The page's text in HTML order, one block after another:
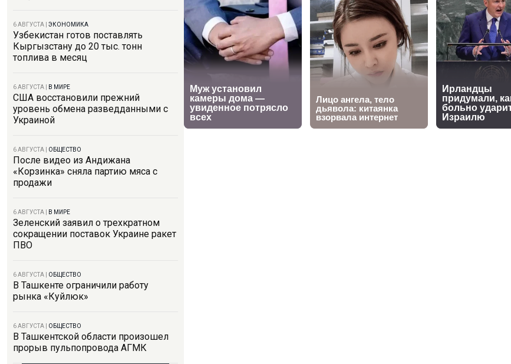
6 АВГУСТА ЭКОНОМИКА
Узбекистан готов поставлять
Кыргызстану до 20 тыс. тонн
топлива в месяц
6 АВГУСТА В МИРЕ
США восстановили прежний
уровень обмена разведданными с
Украиной
6 АВГУСТА ОБЩЕСТВО
После видео из Андижана
«Корзинка» сняла партию мяса с
продажи
6 АВГУСТА В МИРЕ
Зеленский заявил о трехкратном
сокращении поставок Украине ракет
ПВО
6 АВГУСТА ОБЩЕСТВО
В Ташкенте ограничили работу
рынка «Куйлюк»
6 АВГУСТА ОБЩЕСТВО
В Ташкентской области произошел
прорыв пульпопровода АГМК